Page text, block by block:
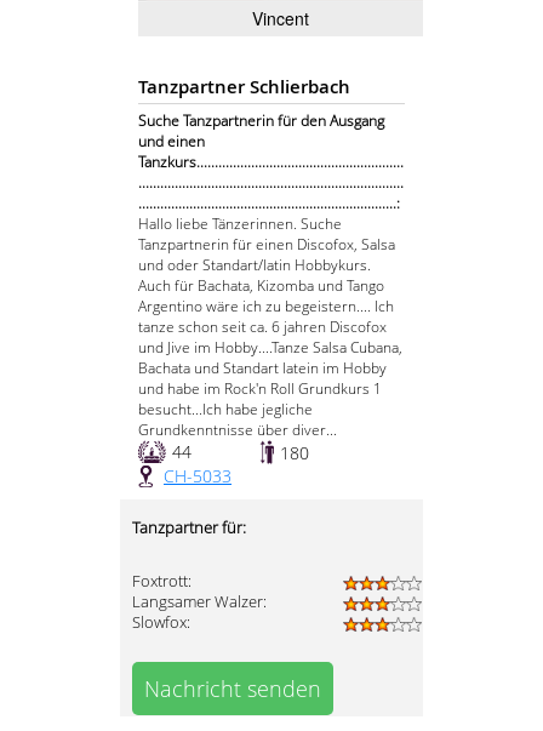
Vincent
Tanzpartner Schlierbach
Suche Tanzpartnerin für den Ausgang
und einen
Tanzkurs.........................................................
.........................................................................
.......................................................................:
Hallo liebe Tänzerinnen. Suche
Tanzpartnerin für einen Discofox, Salsa
und oder Standart/latin Hobbykurs.
Auch für Bachata, Kizomba und Tango
Argentino wäre ich zu begeistern.... Ich
tanze schon seit ca. 6 jahren Discofox
und Jive im Hobby....Tanze Salsa Cubana,
Bachata und Standart latein im Hobby
und habe im Rock'n Roll Grundkurs 1
besucht...Ich habe jegliche
Grundkenntnisse über diver...
44
180
CH-5033
Tanzpartner für:
Foxtrott:
Langsamer Walzer:
Slowfox:
Nachricht senden